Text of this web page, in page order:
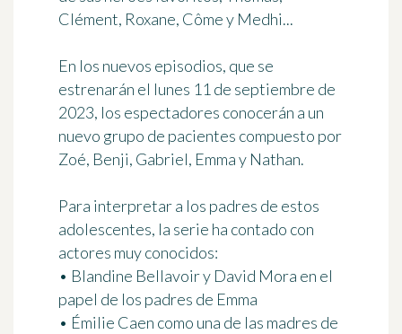
Clément, Roxane, Côme y Medhi...
En los nuevos episodios, que se
estrenarán el lunes 11 de septiembre de
2023, los espectadores conocerán a un
nuevo grupo de pacientes compuesto por
Zoé, Benji, Gabriel, Emma y Nathan.
Para interpretar a los padres de estos
adolescentes, la serie ha contado con
actores muy conocidos:
• Blandine Bellavoir y David Mora en el
papel de los padres de Emma
• Émilie Caen como una de las madres de